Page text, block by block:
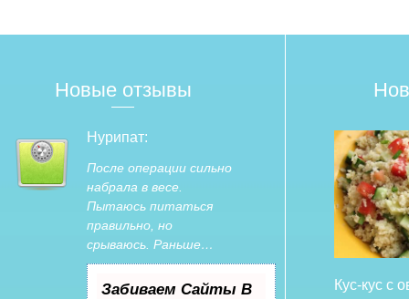
Новые отзывы
Нурипат:
После операции сильно
набрала в весе.
Пытаюсь питаться
правильно, но
срываюсь. Раньше…
Забиваем Сайты В
Кус-кус с